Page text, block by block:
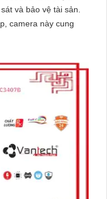
và bảo vệ tài sản.
camera này cung